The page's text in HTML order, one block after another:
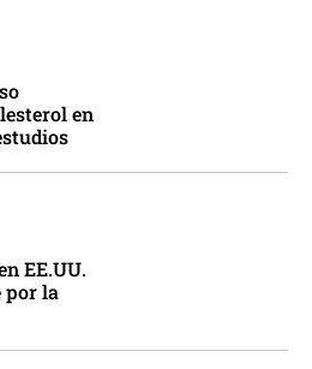
en
EE.UU.
por la